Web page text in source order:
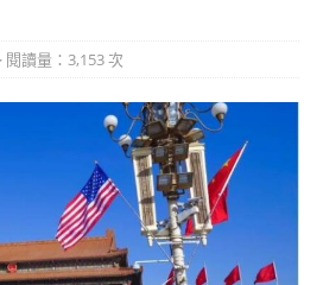
閱讀量：3,153 次